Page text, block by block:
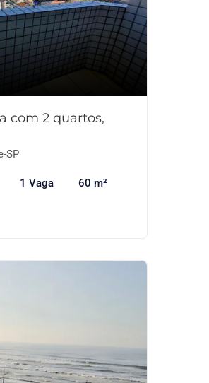
com 2 quartos,
SP
1 Vaga 60 m²